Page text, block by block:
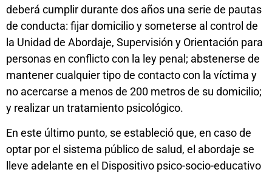
deberá cumplir durante dos años una serie de pautas
de conducta: fijar domicilio y someterse al control de
la Unidad de Abordaje, Supervisión y Orientación para
personas en conflicto con la ley penal; abstenerse de
mantener cualquier tipo de contacto con la víctima y
no acercarse a menos de 200 metros de su domicilio;
y realizar un tratamiento psicológico.
En este último punto, se estableció que, en caso de
optar por el sistema público de salud, el abordaje se
lleve adelante en el Dispositivo psico-socio-educativo